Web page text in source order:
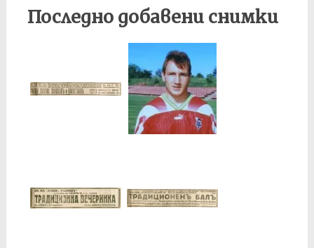
Последно добавени снимки